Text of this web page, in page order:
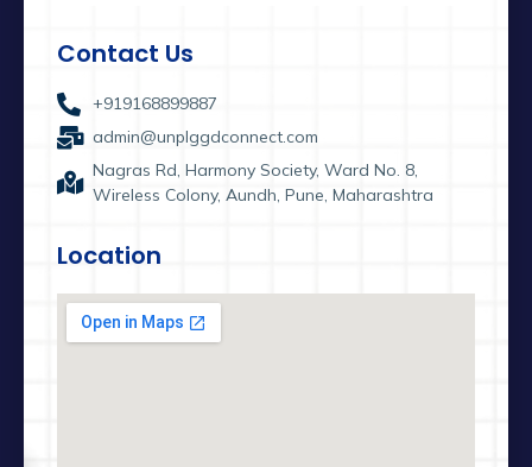
Contact Us
+919168899887
admin@unplggdconnect.com
Nagras Rd, Harmony Society, Ward No. 8,
Wireless Colony, Aundh, Pune, Maharashtra
Location